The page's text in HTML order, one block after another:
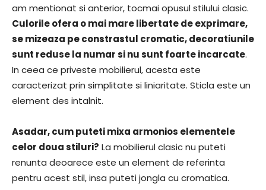
am mentionat si anterior, tocmai opusul stilului clasic.
Culorile ofera o mai mare libertate de exprimare,
se mizeaza pe constrastul cromatic, decoratiunile
sunt reduse la numar si nu sunt foarte incarcate.
In ceea ce priveste mobilierul, acesta este
caracterizat prin simplitate si liniaritate. Sticla este un
element des intalnit.
Asadar, cum puteti mixa armonios elementele
celor doua stiluri? La mobilierul clasic nu puteti
renunta deoarece este un element de referinta
pentru acest stil, insa puteti jongla cu cromatica.